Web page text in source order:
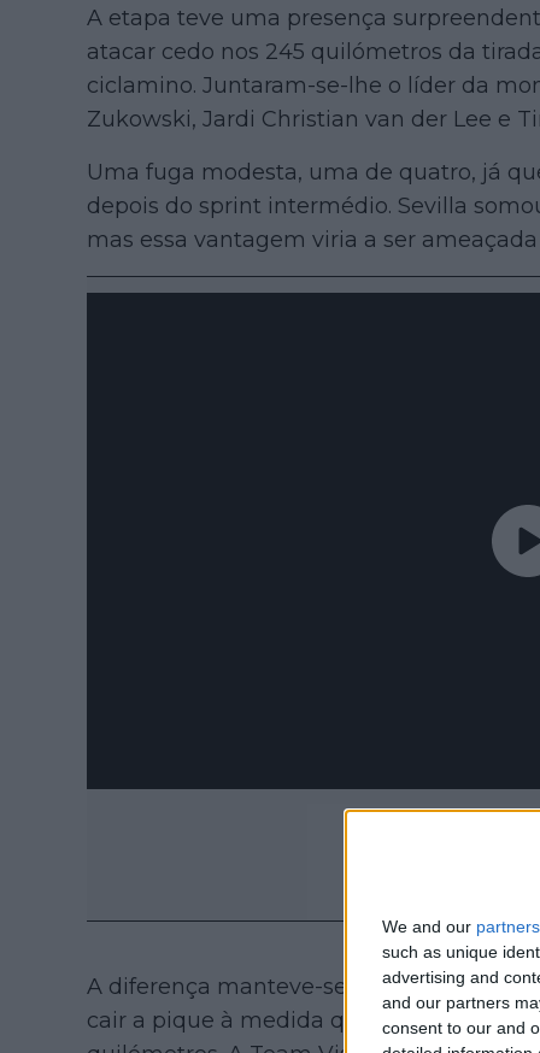
We and our partners
such as unique
advertising and
and our partners
consent to our and
A etapa teve uma presença
atacar cedo nos 245 quilómetros da
ciclamino. Juntaram-se-lhe o líder da
Zukowski, Jardi Christian van der Lee e
Uma fuga modesta, uma de quatro, já
depois do sprint intermédio. Sevilla
mas essa vantagem viria a ser
A diferença manteve-se estável durante
cair a pique à medida que os corredores